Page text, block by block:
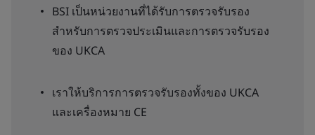
BSI เป็นหน่วยงานที่ได้รับการตรวจรับรอง
สำหรับการตรวจประเมินและการตรวจรับรอง
ของ UKCA
เราให้บริการการตรวจรับรองทั้งของ UKCA
และเครื่องหมาย CE